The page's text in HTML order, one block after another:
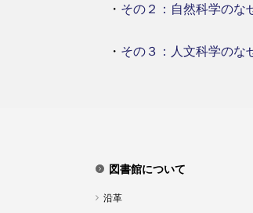
・ その２：自然科学のな
・ その３：人文科学のな
図書館について
沿革